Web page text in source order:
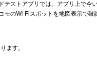
テストアプリでは、アプリ上で今
モのWi-Fiスポットを地図表示で確
ます。